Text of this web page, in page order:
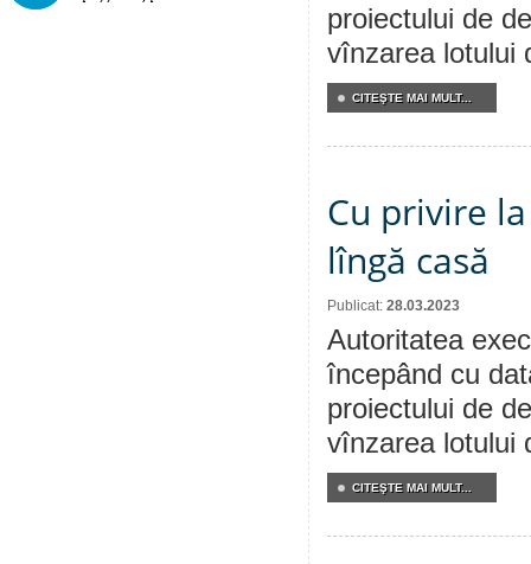
proiectului de
vînzarea lotului
CITEŞTE MAI MULT...
Cu privire
lîngă casă
Publicat: 28.03.2023
Autoritatea
începând cu
proiectului de
vînzarea lotului
CITEŞTE MAI MULT...